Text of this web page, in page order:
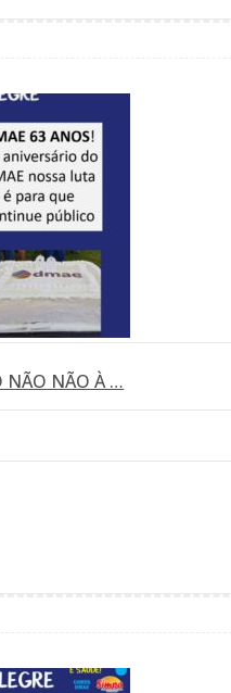
NÃO NÃO À …